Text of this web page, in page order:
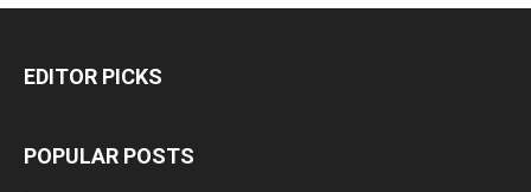
EDITOR PICKS
POPULAR POSTS